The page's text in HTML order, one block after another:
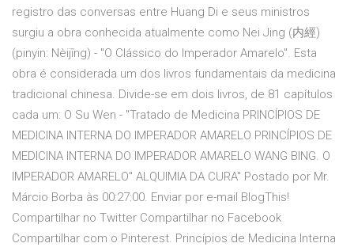
registro das conversas entre Huang Di e seus ministros
surgiu a obra conhecida atualmente como Nei Jing (内經)
(pinyin: Nèijīng) - "O Clássico do Imperador Amarelo". Esta
obra é considerada um dos livros fundamentais da medicina
tradicional chinesa. Divide-se em dois livros, de 81 capítulos
cada um: O Su Wen - "Tratado de Medicina PRINCÍPIOS DE
MEDICINA INTERNA DO IMPERADOR AMARELO PRINCÍPIOS DE
MEDICINA INTERNA DO IMPERADOR AMARELO WANG BING. O
IMPERADOR AMARELO" ALQUIMIA DA CURA" Postado por Mr.
Márcio Borba às 00:27:00. Enviar por e-mail BlogThis!
Compartilhar no Twitter Compartilhar no Facebook
Compartilhar com o Pinterest. Princípios de Medicina Interna